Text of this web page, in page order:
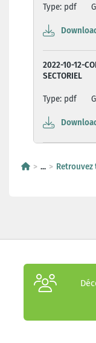
Type: pdf
2022-10-12-
SECTORIEL
Type: pdf
... Retrouvez